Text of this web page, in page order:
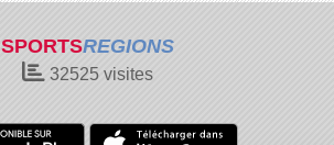
SPORTSREGIONS
32525visites